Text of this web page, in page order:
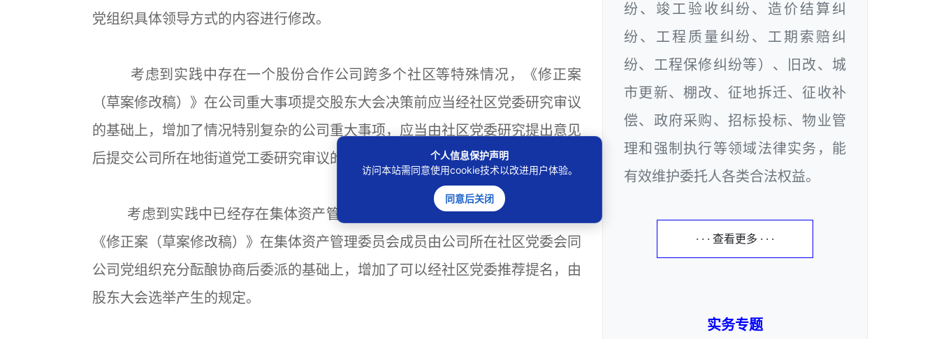
党组织具体领导方式的内容进行修改。
考虑到实践中存在一个股份合作公司跨多个社区等特殊情况，《修正案
（草案修改稿）》在公司重大事项提交股东大会决策前应当经社区党委研究审议
的基础上，增加了情况特别复杂的公司重大事项，应当由社区党委研究提出意见
后提交公司所在地街道党工委研究审议的规定。
考虑到实践中已经存在集体资产管理委员会由股东大会选举产生的做法，
《修正案（草案修改稿）》在集体资产管理委员会成员由公司所在社区党委会同
公司党组织充分酝酿协商后委派的基础上，增加了可以经社区党委推荐提名，由
股东大会选举产生的规定。
纷、竣工验收纠纷、造价结算纠
纷、工程质量纠纷、工期索赔纠
纷、工程保修纠纷等）、旧改、城
市更新、棚改、征地拆迁、征收补
偿、政府采购、招标投标、物业管
理和强制执行等领域法律实务，能
有效维护委托人各类合法权益。
· · · 查看更多 · · ·
实务专题
个人信息保护声明
访问本站需同意使用cookie技术以改进用户体验。
同意后关闭